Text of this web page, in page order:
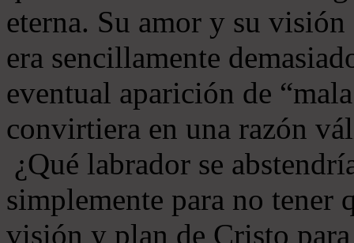
eterna. Su amor y su
era sencillamente
eventual aparición de
convirtiera en una razón
¿Qué labrador se
simplemente para no tener
visión y plan de Cristo